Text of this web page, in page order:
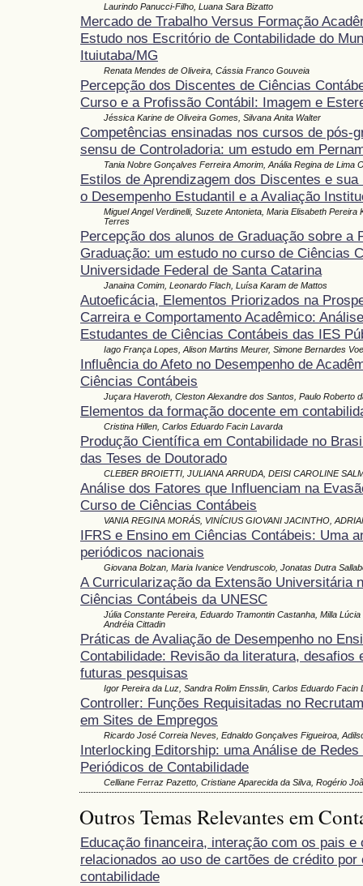
Laurindo Panucci-Filho, Luana Sara Bizatto
Mercado de Trabalho Versus Formação
Estudo nos Escritório de Contabilidade do
Ituiutaba/MG
Renata Mendes de Oliveira, Cássia Franco Gouveia
Percepção dos Discentes de Ciências
Curso e a Profissão Contábil: Imagem e
Jéssica Karine de Oliveira Gomes, Silvana Anita Walter
Competências ensinadas nos cursos de pós-
sensu de Controladoria: um estudo em
Tania Nobre Gonçalves Ferreira Amorim, Anália Regina de Lima
Estilos de Aprendizagem dos Discentes e sua
o Desempenho Estudantil e a Avaliação
Miguel Angel Verdinelli, Suzete Antonieta, Maria Elisabeth Pereira
Terres
Percepção dos alunos de Graduação sobre a
Graduação: um estudo no curso de Ciências
Universidade Federal de Santa Catarina
Janaina Comim, Leonardo Flach, Luísa Karam de Mattos
Autoeficácia, Elementos Priorizados na
Carreira e Comportamento Acadêmico:
Estudantes de Ciências Contábeis das IES
Iago França Lopes, Alison Martins Meurer, Simone Bernardes
Influência do Afeto no Desempenho de
Ciências Contábeis
Juçara Haveroth, Cleston Alexandre dos Santos, Paulo Roberto
Elementos da formação docente em
Cristina Hillen, Carlos Eduardo Facin Lavarda
Produção Científica em Contabilidade no
das Teses de Doutorado
CLEBER BROIETTI, JULIANA ARRUDA, DEISI CAROLINE
Análise dos Fatores que Influenciam na
Curso de Ciências Contábeis
VANIA REGINA MORÁS, VINÍCIUS GIOVANI JACINTHO,
IFRS e Ensino em Ciências Contábeis: Uma
periódicos nacionais
Giovana Bolzan, Maria Ivanice Vendruscolo, Jonatas Dutra
A Curricularização da Extensão Universitária
Ciências Contábeis da UNESC
Júlia Constante Pereira, Eduardo Tramontin Castanha, Milla
Andréia Cittadin
Práticas de Avaliação de Desempenho no
Contabilidade: Revisão da literatura, desafios
futuras pesquisas
Igor Pereira da Luz, Sandra Rolim Ensslin, Carlos Eduardo Facin
Controller: Funções Requisitadas no
em Sites de Empregos
Ricardo José Correia Neves, Ednaldo Gonçalves Figueiroa,
Interlocking Editorship: uma Análise de
Periódicos de Contabilidade
Celliane Ferraz Pazetto, Cristiane Aparecida da Silva, Rogério
Outros Temas Relevantes em
Educação financeira, interação com os pais e
relacionados ao uso de cartões de crédito por
contabilidade